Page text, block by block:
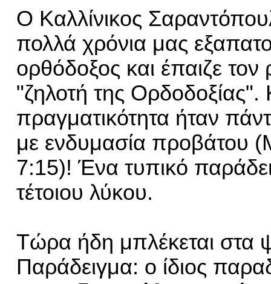
Ο Καλλίνικος
πολλά χρόνια μας
ορθόδοξος και έπαιζε τον
"ζηλοτή της Ορδοδοξίας".
πραγματικότητα ήταν
με ενδυμασία προβάτου
7:15)! Ένα τυπικό
τέτοιου λύκου.
Τώρα ήδη μπλέκεται στα
Παράδειγμα: ο ίδιος